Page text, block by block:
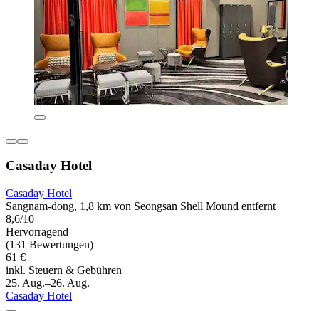
Casaday Hotel
Casaday Hotel
Sangnam-dong, 1,8 km von Seongsan Shell Mound entfernt
8,6/10
Hervorragend
(131 Bewertungen)
61 €
inkl. Steuern & Gebühren
25. Aug.–26. Aug.
Casaday Hotel